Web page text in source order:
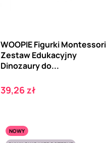
WOOPIE Figurki Montessori
Zestaw Edukacyjny
Dinozaury do...
Cena
39,26 zł
NOWY